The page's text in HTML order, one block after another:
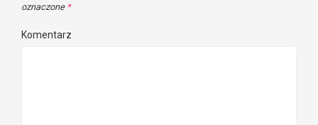
oznaczone *
Komentarz